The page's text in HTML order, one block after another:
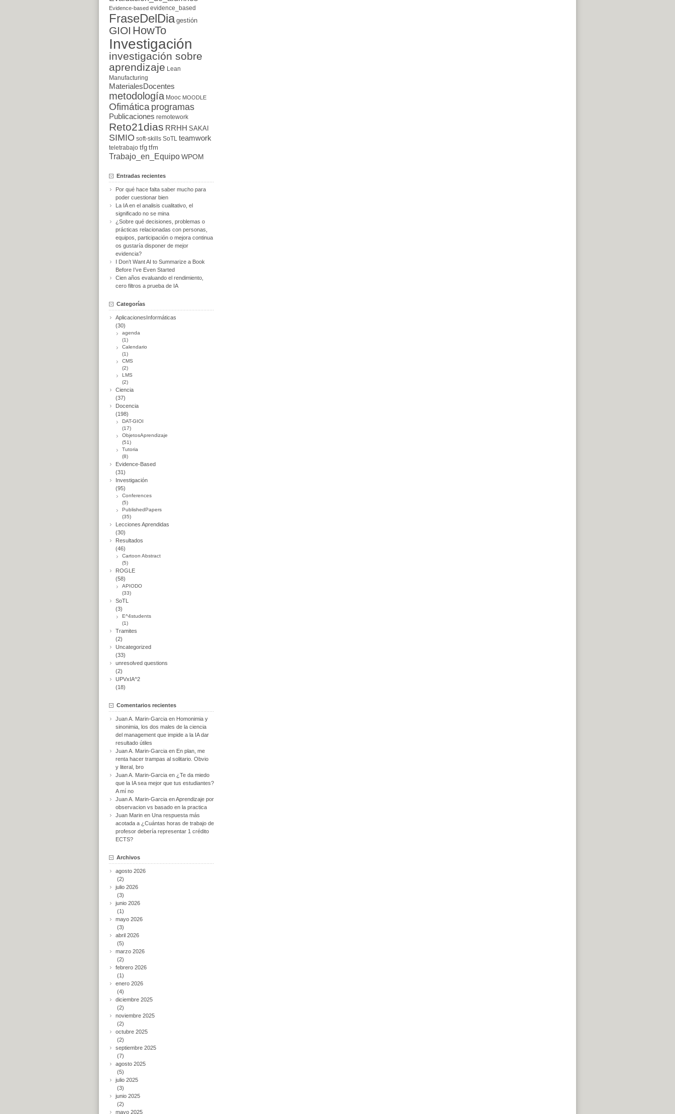
Evidence-based evidence_based
FraseDelDia gestión
GIOI HowTo
Investigación
investigación sobre
aprendizaje Lean
Manufacturing
MaterialesDocentes
metodología Mooc MOODLE
Ofimáticaprogramas
Publicaciones remotework
Reto21dias RRHH SAKAI
SIMIO soft-skills SoTL teamwork
teletrabajo tfg tfm
Trabajo_en_EquipoWPOM
Entradas recientes
Por qué hace falta saber mucho para
poder cuestionar bien
La IA en el analisis cualitativo, el
significado no se mina
¿Sobre qué decisiones, problemas o
prácticas relacionadas con personas,
equipos, participación o mejora continua
os gustaría disponer de mejor
evidencia?
I Don’t Want AI to Summarize a Book
Before I’ve Even Started
Cien años evaluando el rendimiento,
cero filtros a prueba de IA
Categorías
AplicacionesInformáticas
(30)
agenda
(1)
Calendario
(1)
CMS
(2)
LMS
(2)
Ciencia
(37)
Docencia
(198)
DAT-GIOI
(17)
ObjetosAprendizaje
(51)
Tutoria
(8)
Evidence-Based
(31)
Investigación
(95)
Conferences
(5)
PublishedPapers
(35)
Lecciones Aprendidas
(30)
Resultados
(46)
Cartoon Abstract
(5)
ROGLE
(58)
APIODO
(33)
SoTL
(3)
E^4students
(1)
Tramites
(2)
Uncategorized
(33)
unresolved questions
(2)
UPVxIA^2
(18)
Comentarios recientes
Juan A. Marin-Garcia en Homonimia y
sinonimia, los dos males de la ciencia
del management que impide a la IA dar
resultado útiles
Juan A. Marin-Garcia en En plan, me
renta hacer trampas al solitario. Obvio
y literal, bro
Juan A. Marin-Garcia en ¿Te da miedo
que la IA sea mejor que tus estudiantes?
A mí no
Juan A. Marin-Garcia enAprendizaje por
observacion vs basado en la practica
Juan Marin en Una respuesta más
acotada a ¿Cuántas horas de trabajo de
profesor debería representar 1 crédito
ECTS?
Archivos
agosto 2026
(2)
julio 2026
(3)
junio 2026
(1)
mayo 2026
(3)
abril 2026
(5)
marzo 2026
(2)
febrero 2026
(1)
enero 2026
(4)
diciembre 2025
(2)
noviembre 2025
(2)
octubre 2025
(2)
septiembre 2025
(7)
agosto 2025
(5)
julio 2025
(3)
junio 2025
(2)
mayo 2025